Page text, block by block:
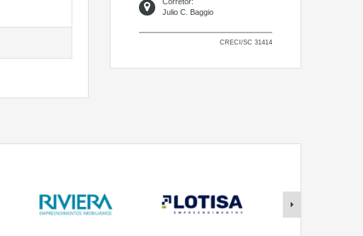
Julio C. Baggio
CRECI/SC 31414